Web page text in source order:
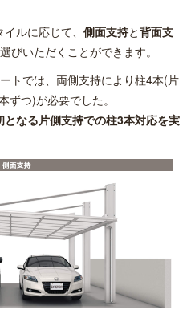
ルに応じて、 側面支持と背面支
びいただくことができます。
トでは、両側支持により柱4本(片
つ)が必要でした。
となる片側支持での柱3本対応を実